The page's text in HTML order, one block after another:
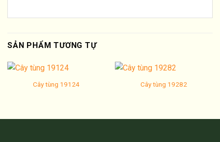
SẢN PHẨM TƯƠNG TỰ
Cây tùng 19124 Cây tùng 19282